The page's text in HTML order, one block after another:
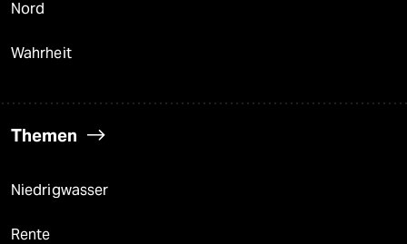
Nord
Wahrheit
Themen
Niedrigwasser
Rente